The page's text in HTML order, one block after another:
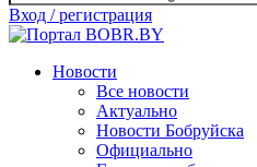
Вход / регистрация
Новости
Все новости
Актуально
Новости Бобруйска
Официально